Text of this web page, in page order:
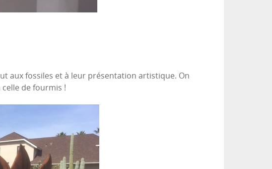
aux fossiles et à leur présentation artistique. On
de fourmis !